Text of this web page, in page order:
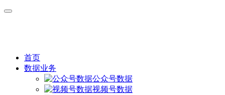
首页
数据业务
公众号数据
视频号数据